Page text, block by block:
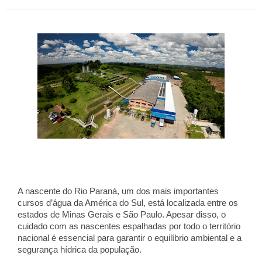
A nascente do Rio Paraná, um dos mais importantes
cursos d’água da América do Sul, está localizada entre os
estados de Minas Gerais e São Paulo. Apesar disso, o
cuidado com as nascentes espalhadas por todo o território
nacional é essencial para garantir o equilíbrio ambiental e a
segurança hídrica da população.